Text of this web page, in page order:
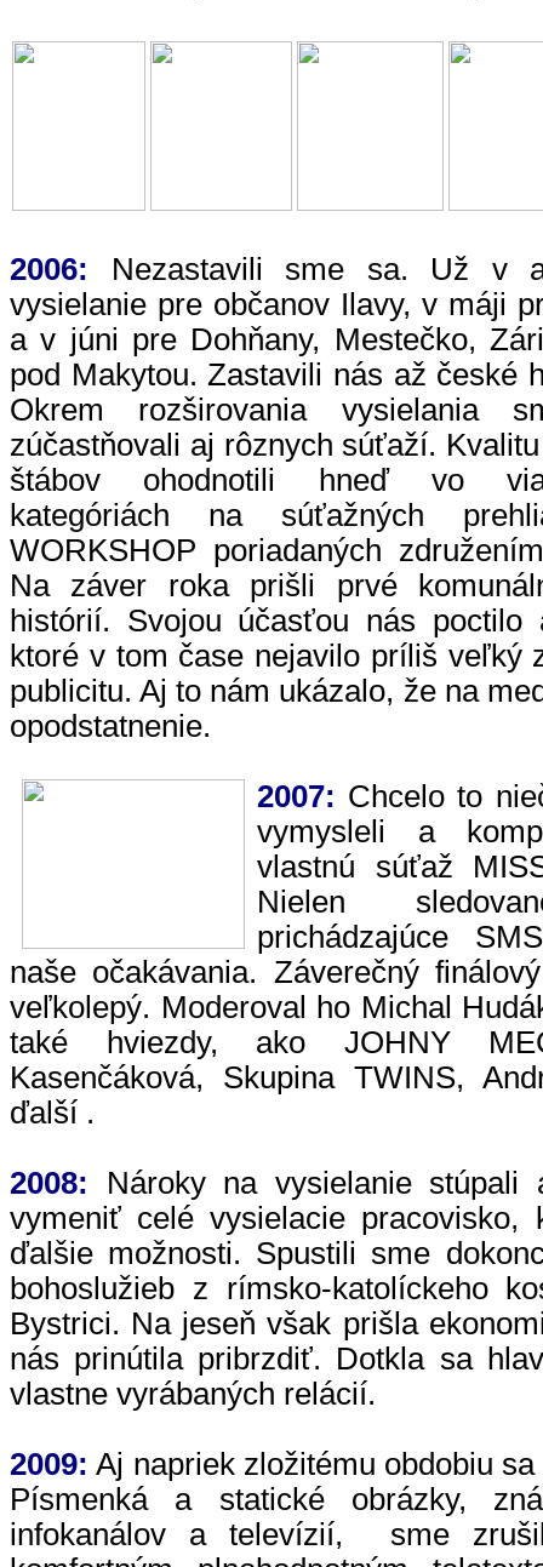
2006: Nezastavili sme sa. Už v
vysielanie pre občanov Ilavy, v máji
a v júni pre Dohňany, Mestečko,
pod Makytou. Zastavili nás až české
Okrem rozširovania vysielania
zúčastňovali aj rôznych súťaží.
štábov ohodnotili hneď vo
kategóriách na súťažných
WORKSHOP poriadaných
Na záver roka prišli prvé
histórií. Svojou účasťou nás poctilo
ktoré v tom čase nejavilo príliš veľký
publicitu. Aj to nám ukázalo, že na
opodstatnenie.
2007: Chcelo to
vymysleli a
vlastnú súťaž
Nielen
prichádzajúce
naše očakávania. Záverečný
veľkolepý. Moderoval ho Michal
také hviezdy, ako JOHNY
Kasenčáková, Skupina TWINS,
ďalší .
2008: Nároky na vysielanie stúpali
vymeniť celé vysielacie pracovisko,
ďalšie možnosti. Spustili sme
bohoslužieb z rímsko-katolíckeho
Bystrici. Na jeseň však prišla
nás prinútila pribrzdiť. Dotkla sa
vlastne vyrábaných relácií.
2009: Aj napriek zložitému obdobiu
Písmenká a statické obrázky,
infokanálov a televízií, sme